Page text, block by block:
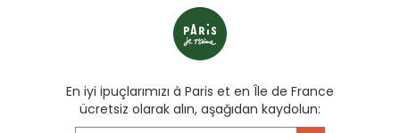
En iyi ipuçlarımızı à Paris et en Île de France
ücretsiz olarak alın, aşağıdan kaydolun: